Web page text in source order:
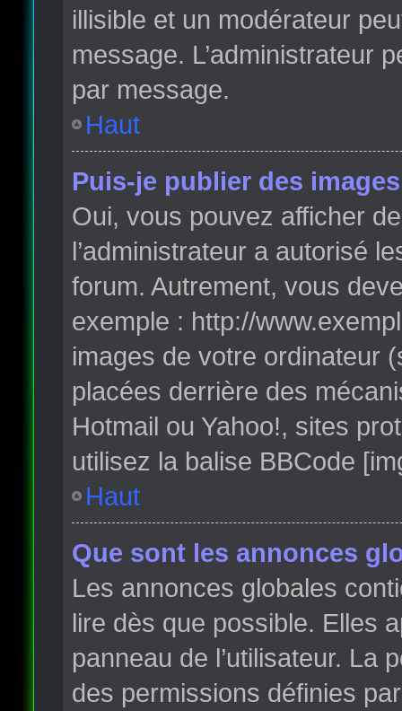
illisible et un modérateur
message. L’administrateur
par message.
Haut
Puis-je publier des
Oui, vous pouvez afficher
l’administrateur a autorisé
forum. Autrement, vous
exemple : http://
images de votre ordinateur
placées derrière des
Hotmail ou Yahoo!, sites
utilisez la balise BBCode
Haut
Que sont les annonces
Les annonces globales
lire dès que possible. Elles
panneau de l’utilisateur. La
des permissions définies